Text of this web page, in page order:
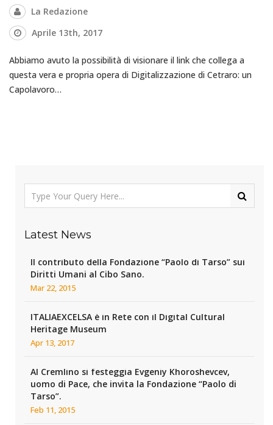
La Redazione
Aprile 13th, 2017
Abbiamo avuto la possibilità di visionare il link che collega a
questa vera e propria opera di Digitalizzazione di Cetraro: un
Capolavoro…
Latest News
Il contributo della Fondazione “Paolo di Tarso” sui
Diritti Umani al Cibo Sano.
Mar 22, 2015
ITALIAEXCELSA è in Rete con il Digital Cultural
Heritage Museum
Apr 13, 2017
Al Cremlino si festeggia Evgeniy Khoroshevcev,
uomo di Pace, che invita la Fondazione “Paolo di
Tarso”.
Feb 11, 2015